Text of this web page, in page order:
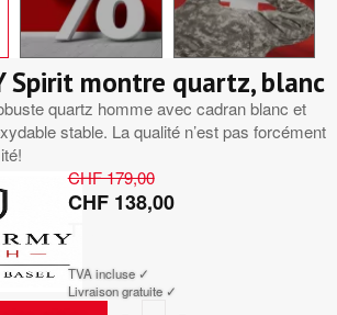
Spirit montre quartz, blanc
quartz homme avec cadran blanc et
stable. La qualité n’est pas forcément
CHF 179,00
CHF 138,00
TTC
TVA incluse ✓
Livraison gratuite ✓